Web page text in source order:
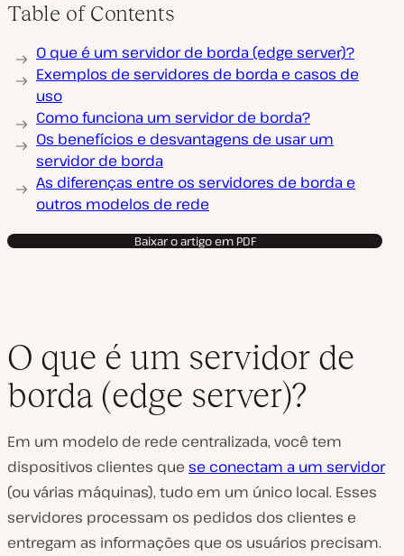
Table of Contents
O que é um servidor de borda (edge server)?
Exemplos de servidores de borda e casos de
uso
Como funciona um servidor de borda?
Os benefícios e desvantagens de usar um
servidor de borda
As diferenças entre os servidores de borda e
outros modelos de rede
Baixar o artigo em PDF
O que é um servidor de
borda (edge server)?
Em um modelo de rede centralizada, você tem
dispositivos clientes que se conectam a um servidor
(ou várias máquinas), tudo em um único local. Esses
servidores processam os pedidos dos clientes e
entregam as informações que os usuários precisam.